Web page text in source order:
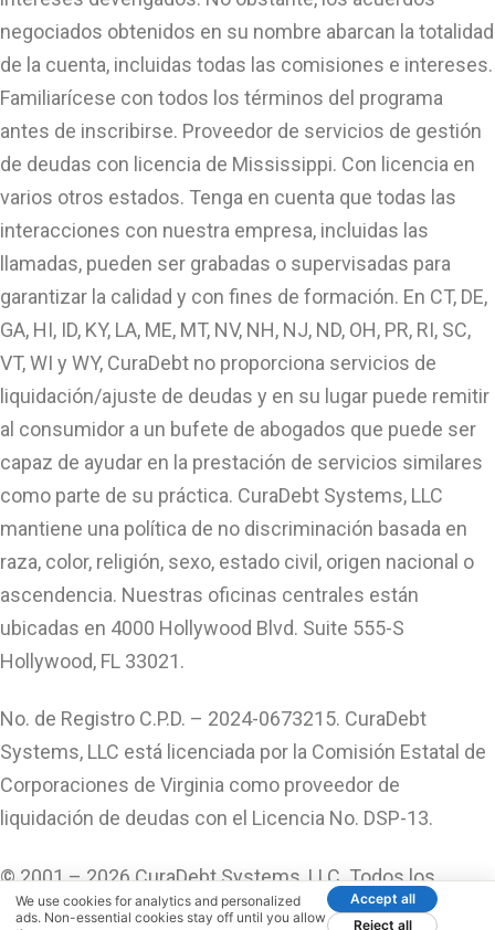
negociados obtenidos en su nombre abarcan la totalidad
de la cuenta, incluidas todas las comisiones e intereses.
Familiarícese con todos los términos del programa
antes de inscribirse. Proveedor de servicios de gestión
de deudas con licencia de Mississippi. Con licencia en
varios otros estados. Tenga en cuenta que todas las
interacciones con nuestra empresa, incluidas las
llamadas, pueden ser grabadas o supervisadas para
garantizar la calidad y con fines de formación. En CT, DE,
GA, HI, ID, KY, LA, ME, MT, NV, NH, NJ, ND, OH, PR, RI, SC,
VT, WI y WY, CuraDebt no proporciona servicios de
liquidación/ajuste de deudas y en su lugar puede remitir
al consumidor a un bufete de abogados que puede ser
capaz de ayudar en la prestación de servicios similares
como parte de su práctica. CuraDebt Systems, LLC
mantiene una política de no discriminación basada en
raza, color, religión, sexo, estado civil, origen nacional o
ascendencia. Nuestras oficinas centrales están
ubicadas en 4000 Hollywood Blvd. Suite 555-S
Hollywood, FL 33021.
No. de Registro C.P.D. – 2024-0673215. CuraDebt
Systems, LLC está licenciada por la Comisión Estatal de
Corporaciones de Virginia como proveedor de
liquidación de deudas con el Licencia No. DSP-13.
© 2001 – 2026 CuraDebt Systems, LLC. Todos los
Derechos Reservados.
We use cookies for analytics and personalized
ads. Non-essential cookies stay off until you allow
Accept all
Reject all